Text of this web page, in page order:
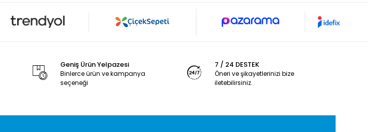
Geniş Ürün Yelpazesi
Binlerce ürün ve kampanya
seçeneği
7 / 24 DESTEK
Öneri ve şikayetlerinizi bize
iletebilirsiniz.